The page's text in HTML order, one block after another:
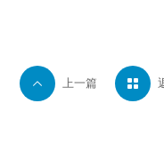
 上一篇 